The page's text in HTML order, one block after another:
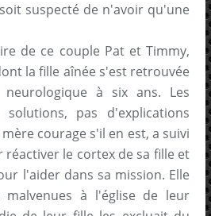
suspecté de n'avoir qu'une
de ce couple Pat et Timmy,
la fille aînée s'est retrouvée
à six ans. Les
pas d'explications
courage s'il en est, a suivi
le cortex de sa fille et
l'aider dans sa mission. Elle
à l'église de leur